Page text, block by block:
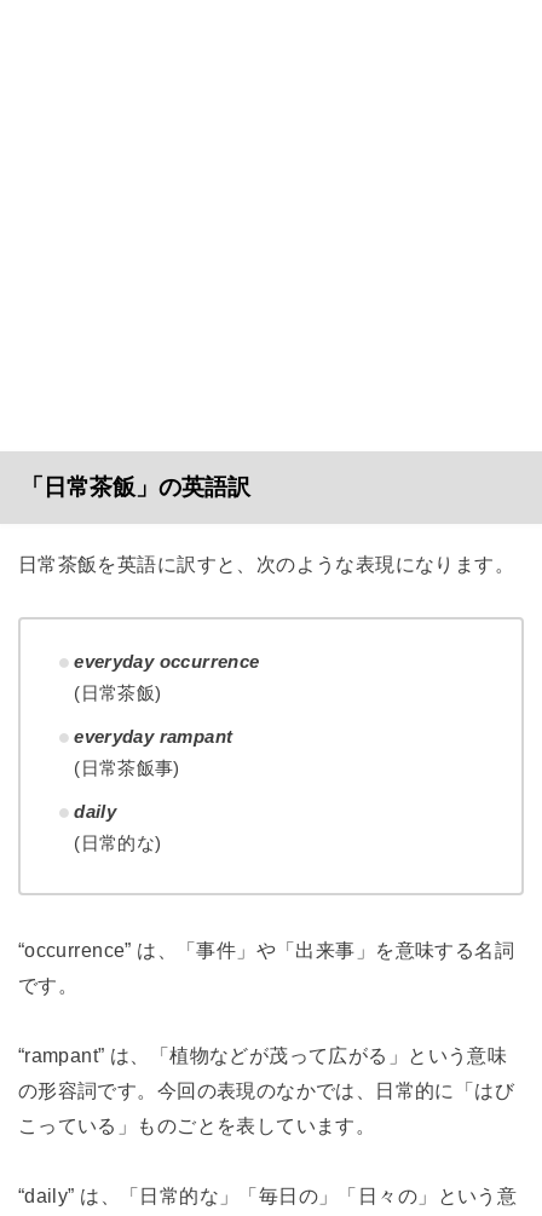
「日常茶飯」の英語訳
日常茶飯を英語に訳すと、次のような表現になります。
everyday occurrence
(日常茶飯)
everyday rampant
(日常茶飯事)
daily
(日常的な)
“occurrence” は、「事件」や「出来事」を意味する名詞
です。
“rampant” は、「植物などが茂って広がる」という意味
の形容詞です。今回の表現のなかでは、日常的に「はび
こっている」ものごとを表しています。
“daily” は、「日常的な」「毎日の」「日々の」という意